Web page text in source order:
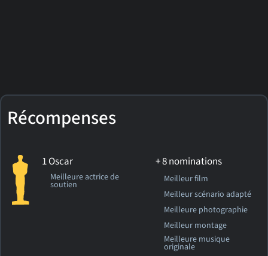
Récompenses
1 Oscar
Meilleure actrice de
soutien
+ 8 nominations
Meilleur film
Meilleur scénario adapté
Meilleure photographie
Meilleur montage
Meilleure musique
originale